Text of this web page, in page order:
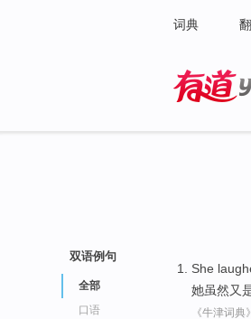
词典
双语例句
全部
口语
She
她虽然又
《牛津词典》